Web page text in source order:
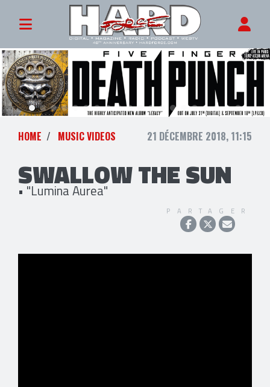
HOME MUSIC VIDEOS 21 DÉCEMBRE 2018, 11:15
SWALLOW THE SUN
• "Lumina Aurea"
PARTAGER